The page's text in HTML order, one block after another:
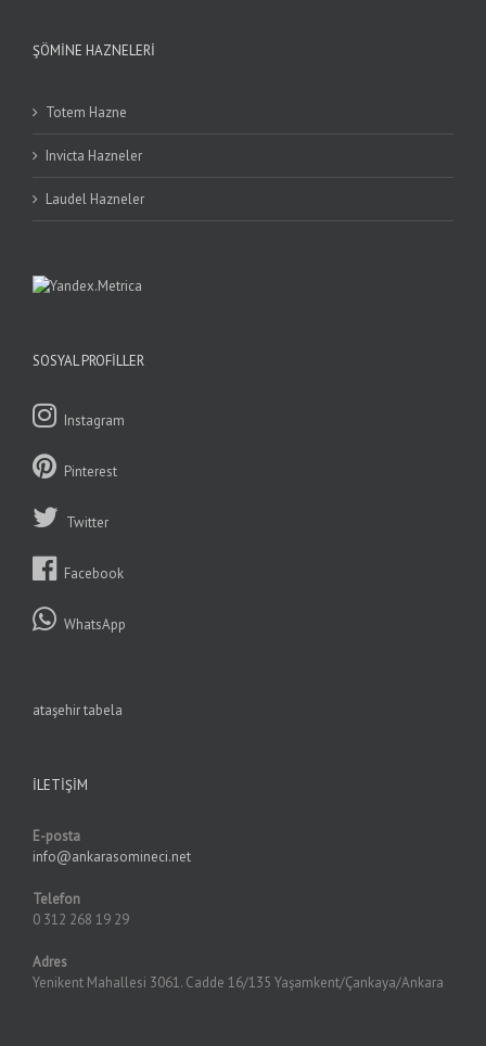
ŞÖMINE HAZNELERI
Totem Hazne
Invicta Hazneler
Laudel Hazneler
SOSYAL PROFILLER
Instagram
Pinterest
Twitter
Facebook
WhatsApp
ataşehir tabela
İLETIŞIM
E-posta
info@ankarasomineci.net
Telefon
0 312 268 19 29
Adres
Yenikent Mahallesi 3061. Cadde 16/135 Yaşamkent/Çankaya/Ankara